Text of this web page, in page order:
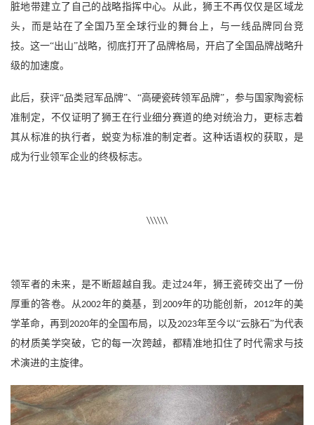
脏地带建立了自己的战略指挥中心。从此，狮王不再仅仅是 区域龙
头，而是站在了全国乃至全球行业的舞台上，与一线品牌同台竞
技。这一“出山”战略，彻底打开了品牌格局，开启了全国品牌战略升
级的加速度。
此后，获评“品类冠军品牌”、“高硬瓷砖领军品牌”，参与国家陶瓷标
准制定，不仅证明了狮王在行业细分赛道的绝对统治力，更标志着
其从标准的执行者，蜕变为标准的制定者。这种话语权的获取，是
成为行业领军企业的终极标志。
\\\\\\
领军者的未来 ，是不断超越自我。走过24年，狮王瓷砖交出了一份
厚重的答卷。从2002年的奠基，到 2009年的功能创新， 2012年的美
学革命，再到 2020年的全国布局，以及2023年至今以“云脉石”为代表
的材质美学突破，它的每一次跨越，都精准地扣住了时代需求与技
术演进的主旋律。